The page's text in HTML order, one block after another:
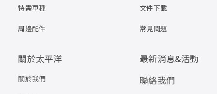
特需車種
周邊配件
文件下載
常見問題
關於太平洋
關於我們
最新消息&活動
聯絡我們